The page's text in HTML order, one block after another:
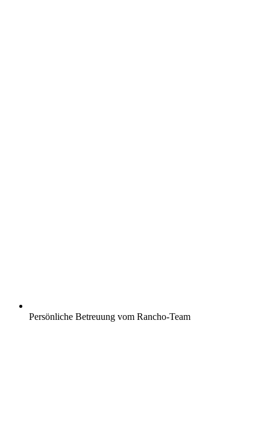
Persönliche Betreuung vom Rancho-Team